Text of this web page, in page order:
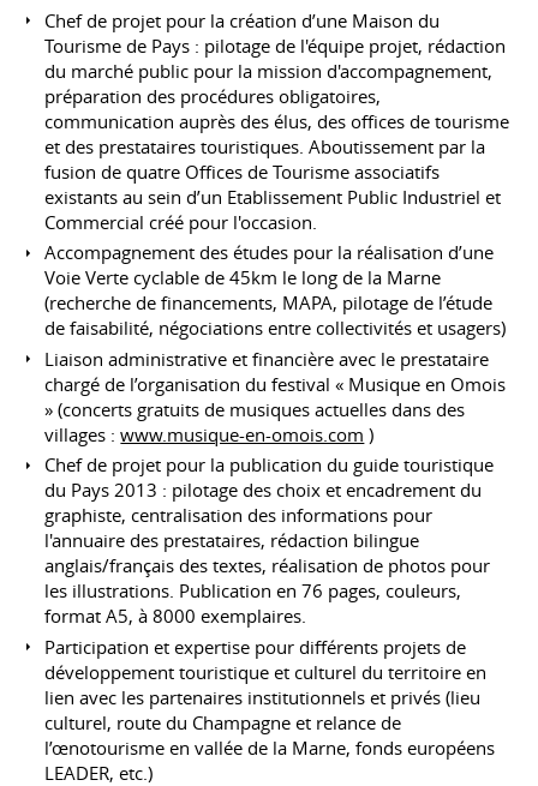
Chef de projet pour la création d’une Maison du
Tourisme de Pays : pilotage de l'équipe projet, rédaction
du marché public pour la mission d'accompagnement,
préparation des procédures obligatoires,
communication auprès des élus, des offices de tourisme
et des prestataires touristiques. Aboutissement par la
fusion de quatre Offices de Tourisme associatifs
existants au sein d’un Etablissement Public Industriel et
Commercial créé pour l'occasion.
Accompagnement des études pour la réalisation d’une
Voie Verte cyclable de 45km le long de la Marne
(recherche de financements, MAPA, pilotage de l’étude
de faisabilité, négociations entre collectivités et usagers)
Liaison administrative et financière avec le prestataire
chargé de l’organisation du festival « Musique en Omois
» (concerts gratuits de musiques actuelles dans des
villages :www.musique-en-omois.com )
Chef de projet pour la publication du guide touristique
du Pays 2013 : pilotage des choix et encadrement du
graphiste, centralisation des informations pour
l'annuaire des prestataires, rédaction bilingue
anglais/français des textes, réalisation de photos pour
les illustrations. Publication en 76 pages, couleurs,
format A5, à 8000 exemplaires.
Participation et expertise pour différents projets de
développement touristique et culturel du territoire en
lien avec les partenaires institutionnels et privés (lieu
culturel, route du Champagne et relance de
l’œnotourisme en vallée de la Marne, fonds européens
LEADER, etc.)